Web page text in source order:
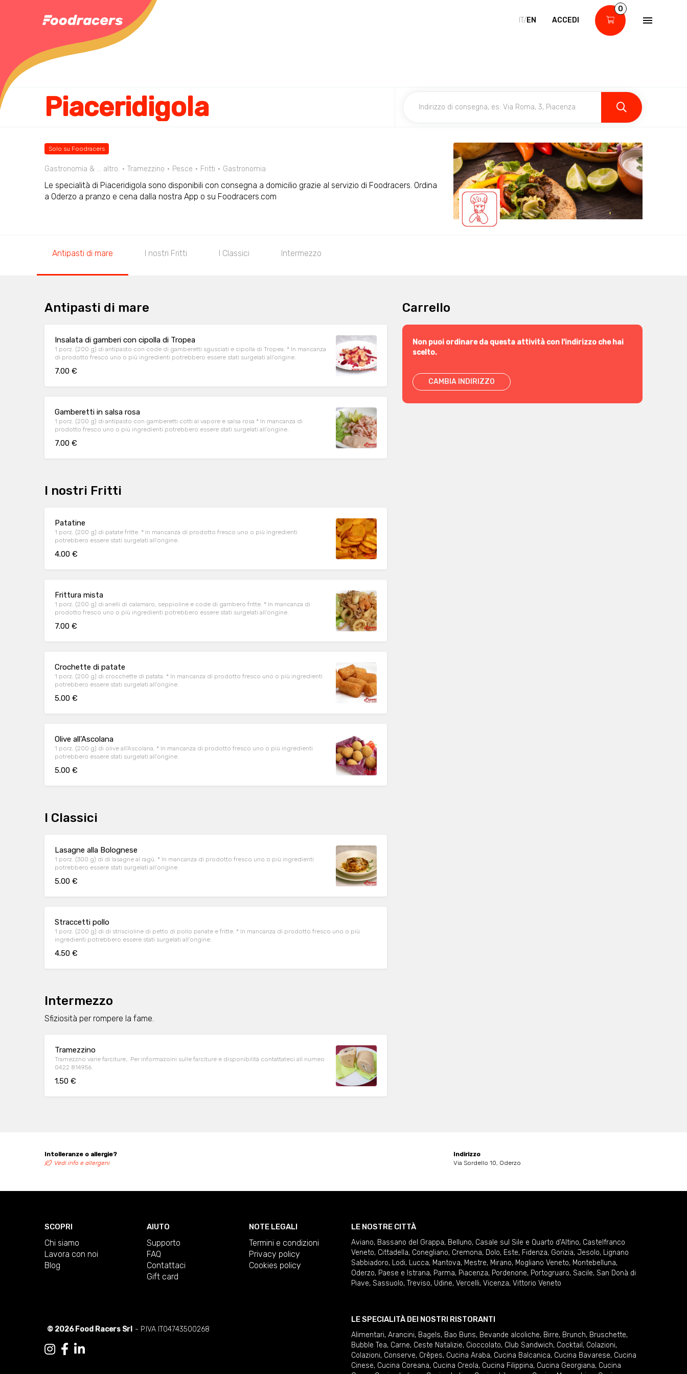
IT/EN ACCEDI
0
Piaceridigola
Solo su Foodracers
Gastronomia & ... altro. Tramezzino Pesce Fritti Gastronomia
Le specialità di Piaceridigola sono disponibili con consegna a domicilio grazie al servizio di Foodracers. Ordina
a Oderzo a pranzo e cena dalla nostra App o su Foodracers.com
Antipasti di mare I nostri Fritti I Classici Intermezzo
Antipasti di mare
Insalata di gamberi con cipolla di Tropea
1 porz. (200 g) di antipasto con code di gamberetti sgusciati e cipolla di Tropea. * In mancanza
di prodotto fresco uno o più ingredienti potrebbero essere stati surgelati all'origine.
7.00 €
Gamberetti in salsa rosa
1 porz. (200 g) di antipasto con gamberetti cotti al vapore e salsa rosa * In mancanza di
prodotto fresco uno o più ingredienti potrebbero essere stati surgelati all'origine.
7.00 €
I nostri Fritti
Patatine
1 porz. (200 g) di patate fritte. * In mancanza di prodotto fresco uno o più ingredienti
potrebbero essere stati surgelati all'origine.
4.00 €
Frittura mista
1 porz. (200 g) di anelli di calamaro, seppioline e code di gambero fritte. * In mancanza di
prodotto fresco uno o più ingredienti potrebbero essere stati surgelati all'origine.
7.00 €
Crochette di patate
1 porz. (200 g) di crocchette di patata. * In mancanza di prodotto fresco uno o più ingredienti
potrebbero essere stati surgelati all'origine.
5.00 €
Olive all'Ascolana
1 porz. (200 g) di olive all'Ascolana. * In mancanza di prodotto fresco uno o più ingredienti
potrebbero essere stati surgelati all'origine.
5.00 €
I Classici
Lasagne alla Bolognese
1 porz. (300 g) di di lasagne al ragù. * In mancanza di prodotto fresco uno o più ingredienti
potrebbero essere stati surgelati all'origine.
5.00 €
Straccetti pollo
1 porz. (200 g) di di striscioline di petto di pollo panate e fritte. * In mancanza di prodotto fresco uno o più
ingredienti potrebbero essere stati surgelati all'origine.
4.50 €
Intermezzo
Sfiziosità per rompere la fame.
Tramezzino
Tramezzno varie farciture,. Per informazoini sulle farciture e disponibilità contattateci all numeo
0422 814956
1.50 €
Carrello
Non puoi ordinare da questa attività con l'indirizzo che hai
scelto.
CAMBIA INDIRIZZO
Intolleranze o allergie?
Vedi info e allergeni
Indirizzo
Via Sordello 10, Oderzo
SCOPRI
Chi siamo
Lavora con noi
Blog
AIUTO
Supporto
FAQ
Contattaci
Gift card
NOTE LEGALI
Termini e condizioni
Privacy policy
Cookies policy
© 2026 Food Racers Srl - P.IVA IT04743500268
LE NOSTRE CITTÀ
Aviano, Bassano del Grappa, Belluno, Casale sul Sile e Quarto d'Altino, Castelfranco
Veneto, Cittadella, Conegliano, Cremona, Dolo, Este, Fidenza, Gorizia, Jesolo, Lignano
Sabbiadoro, Lodi, Lucca, Mantova, Mestre, Mirano, Mogliano Veneto, Montebelluna,
Oderzo, Paese e Istrana, Parma, Piacenza, Pordenone, Portogruaro, Sacile, San Donà di
Piave, Sassuolo, Treviso, Udine, Vercelli, Vicenza, Vittorio Veneto
LE SPECIALITÀ DEI NOSTRI RISTORANTI
Alimentari, Arancini, Bagels, Bao Buns, Bevande alcoliche, Birre, Brunch, Bruschette,
Bubble Tea, Carne, Ceste Natalizie, Cioccolato, Club Sandwich, Cocktail , Colazioni,
Colazioni, Conserve, Crêpes, Cucina Araba, Cucina Balcanica, Cucina Bavarese, Cucina
Cinese, Cucina Coreana, Cucina Creola, Cucina Filippina, Cucina Georgiana, Cucina